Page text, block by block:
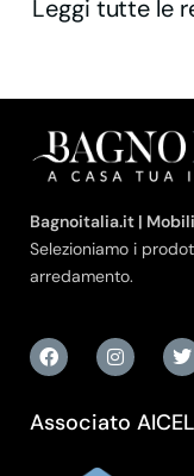
Leggi tutte le
Bagnoitalia.it |
Selezioniamo i
arredamento.
Associato AICEL